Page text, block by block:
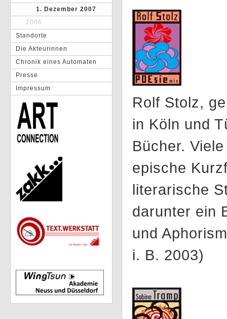
1. Dezember 2007
2006
Standorte
Die Akteurinnen
Chronik eines Automaten
Presse
Impressum
Rolf Stolz,
in Köln und
Bücher.
epische
literarische
darunter ein
und
i. B. 2003)